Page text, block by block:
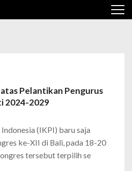
Pelantikan Pengurus
2024-2029
(IKPI) baru saja
ke-XII di Bali, pada 18-20
tersebut terpilih se